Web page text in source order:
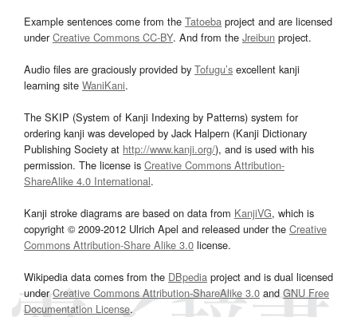
Example sentences come from the Tatoeba project and are licensed
underCreative Commons CC-BY. And from the Jreibun project.
Audio files are graciously provided by Tofugu’s excellent kanji
learning site WaniKani.
The SKIP (System of Kanji Indexing by Patterns) system for
ordering kanji was developed by Jack Halpern (Kanji Dictionary
Publishing Society at http://www.kanji.org/), and is used with his
permission. The license is Creative Commons Attribution-
ShareAlike 4.0 International.
Kanji stroke diagrams are based on data from KanjiVG, which is
copyright © 2009-2012 Ulrich Apel and released under the Creative
Commons Attribution-Share Alike 3.0 license.
Wikipedia data comes from the DBpedia project and is dual licensed
underCreative Commons Attribution-ShareAlike 3.0and GNU Free
Documentation License.